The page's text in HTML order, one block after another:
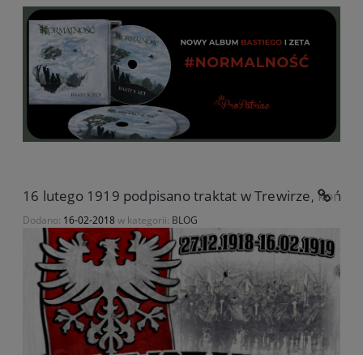
16 lutego 1919 podpisano traktat w Trewirze,
Dodano: 16-02-2018w kategorii: BLOG